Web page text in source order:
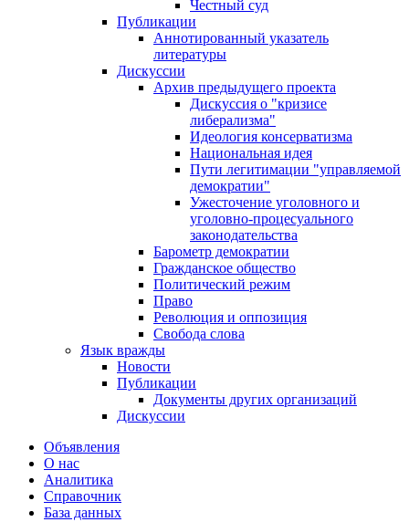
Честный суд
Публикации
Аннотированный указатель
литературы
Дискуссии
Архив предыдущего проекта
Дискуссия о "кризисе
либерализма"
Идеология консерватизма
Национальная идея
Пути легитимации "управляемой
демократии"
Ужесточение уголовного и
уголовно-процесуального
законодательства
Барометр демократии
Гражданское общество
Политический режим
Право
Революция и оппозиция
Свобода слова
Язык вражды
Новости
Публикации
Документы других организаций
Дискуссии
Объявления
О нас
Аналитика
Справочник
База данных